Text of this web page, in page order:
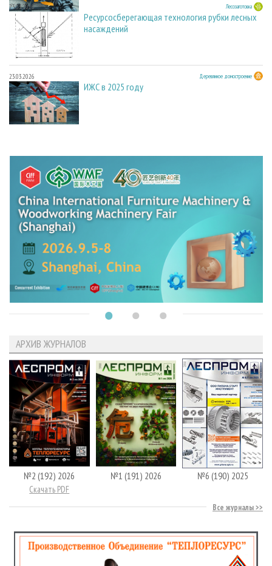
23.03.2026 Лесозаготовка
Ресурсосберегающая технология рубки лесных
насаждений
23.03.2026 Деревянное домостроение
ИЖС в 2025 году
АРХИВ ЖУРНАЛОВ
№2 (192) 2026
Скачать PDF
№1 (191) 2026 №6 (190) 2025
Все журналы